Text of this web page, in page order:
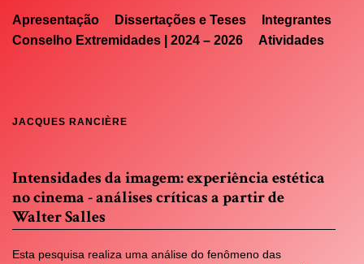
Apresentação Dissertações e Teses
Integrantes
Conselho Extremidades | 2024 – 2026
Atividades
JACQUES RANCIÈRE
Intensidades da imagem: experiência estética
no cinema - análises críticas a partir de
Walter Salles
Esta pesquisa realiza uma análise do fenômeno das